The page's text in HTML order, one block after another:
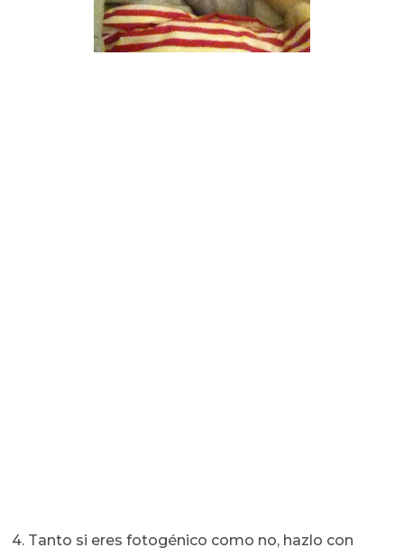
4. Tanto si eres fotogénico como no, hazlo con